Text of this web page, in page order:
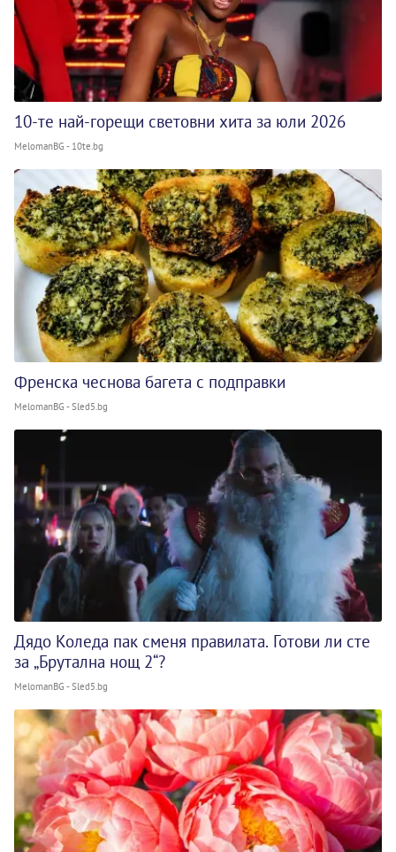
10-те най-горещи световни хита за юли 2026
MelomanBG - 10te.bg
Френска чеснова багета с подправки
MelomanBG - Sled5.bg
Дядо Коледа пак сменя правилата. Готови ли сте
за „Брутална нощ 2“?
MelomanBG - Sled5.bg